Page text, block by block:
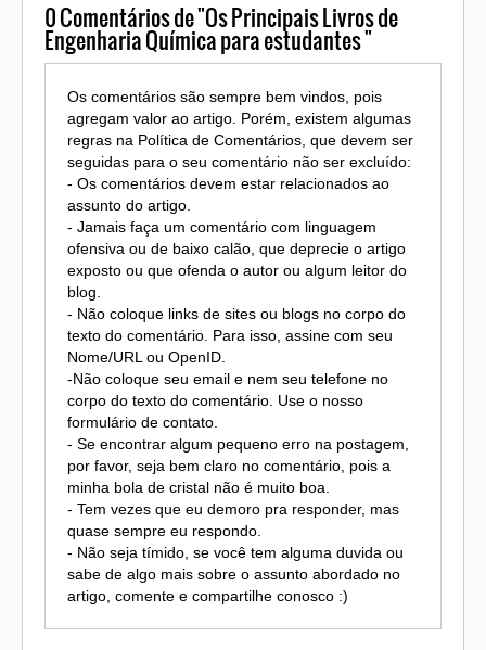
0Comentários de "Os Principais Livros de
Engenharia Química para estudantes "
Os comentários são sempre bem vindos, pois
agregam valor ao artigo. Porém, existem algumas
regras na Política de Comentários, que devem ser
seguidas para o seu comentário não ser excluído:
- Os comentários devem estar relacionados ao
assunto do artigo.
- Jamais faça um comentário com linguagem
ofensiva ou de baixo calão, que deprecie o artigo
exposto ou que ofenda o autor ou algum leitor do
blog.
- Não coloque links de sites ou blogs no corpo do
texto do comentário. Para isso, assine com seu
Nome/URL ou OpenID.
-Não coloque seu email e nem seu telefone no
corpo do texto do comentário. Use o nosso
formulário de contato.
- Se encontrar algum pequeno erro na postagem,
por favor, seja bem claro no comentário, pois a
minha bola de cristal não é muito boa.
- Tem vezes que eu demoro pra responder, mas
quase sempre eu respondo.
- Não seja tímido, se você tem alguma duvida ou
sabe de algo mais sobre o assunto abordado no
artigo, comente e compartilhe conosco :)